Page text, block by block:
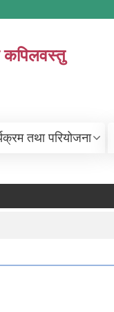
कपिलवस्तु
तथा परियोजना